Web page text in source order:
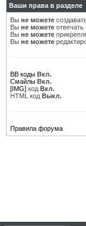
Ваши права в разделе
Вы не можете
Вы не можете отвечать
Вы не можете
Вы не можете
BB коды Вкл.
Смайлы Вкл.
[IMG] код Вкл.
HTML код Выкл.
Правила форума